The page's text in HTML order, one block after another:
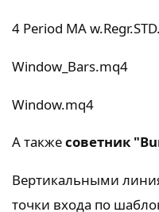
4 Period MA
Window_Bars.mq4
Window.mq4
А такжесоветник
Вертикальными
точки входа по